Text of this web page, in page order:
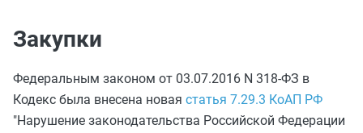
Закупки
Федеральным законом от 03.07.2016 N 318-ФЗ в
Кодекс была внесена новая статья 7.29.3 КоАП РФ
"Нарушение законодательства Российской Федерации